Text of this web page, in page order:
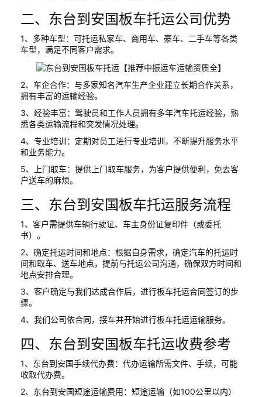
二、东台到安国板车托运公司优势
1、多种车型：可托运私家车、商用车、豪车、二手车等各类
车型，满足不同客户需求。
2、车企合作：与多家知名汽车生产企业建立长期合作关系，
拥有丰富的运输经验。
3、经验丰富：驾驶员和工作人员拥有多年汽车托运经验，熟
悉各类运输流程和突发情况处理。
4、专业培训：定期对员工进行专业培训，不断提升服务水平
和业务能力。
5、上门取车：提供上门取车服务，为客户提供便利，免去客
户送车的麻烦。
三、东台到安国板车托运服务流程
1、客户需提供车辆行驶证、车主身份证复印件（或委托
书）。
2、确定托运时间和地点：根据自身需求，确定汽车的托运时
间和取车、送车地点，提前与托运公司沟通，确保双方时间和
地点安排合理。
3、客户确定与我们达成合作后，进行板车托运合同签订的步
骤。
4、我们公司依合同，接车并开始进行板车托运运输服务。
四、东台到安国板车托运收费参考
1、东台到安国手续代办费：代办运输所需文件、手续，可能
收取代办费。
2、东台到安国短途运输费用：短途运输（如100公里以内）